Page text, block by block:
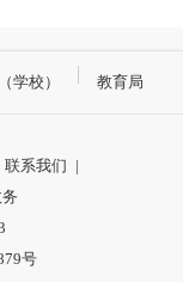
学校） 教育局
联系我们 |
号